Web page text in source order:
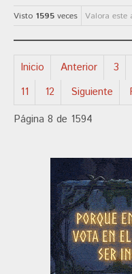
Visto 1595 veces Valora este
Inicio Anterior 3
11
12 Siguiente
Página 8 de 1594